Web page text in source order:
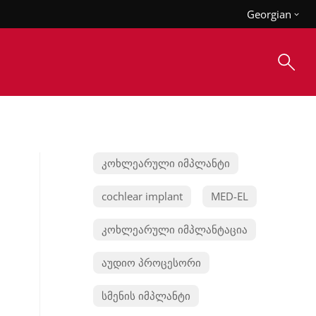
Georgian
კოხლეარული იმპლანტი
cochlear implant MED-EL
კოხლეარული იმპლანტაცია
აუდიო პროცესორი
სმენის იმპლანტი